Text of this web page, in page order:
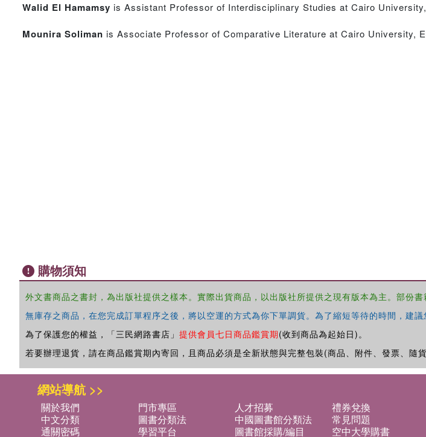
Walid El Hamamsy is Assistant Professor of Interdisciplinary Studies at Cairo
Mounira Soliman is Associate Professor of Comparative Literature at Cairo University,
購物須知
外文書商品之書封，為出版社提供之樣本。實際出貨商品，以出版社所提供之現有版本為主。部份
無庫存之商品，在您完成訂單程序之後，將以空運的方式為你下單調貨。為了縮短等待的時間，建
為了保護您的權益，「三民網路書店」 提供會員七日商品鑑賞期(收到商品為起始日)。
若要辦理退貨，請在商品鑑賞期內寄回，且商品必須是全新狀態與完整包裝(商品、附件、發票、隨
網站導航 >>
關於我們 門市專區 人才招募 禮券兌換
中文分類
圖書分類法 中國圖書館分類法 常見問題
通關密碼
學習平台 圖書館採購/編目 空中大學購書